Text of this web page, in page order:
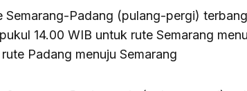
Semarang-Padang (pulang-pergi)
14.00 WIB untuk rute Semarang
Padang menuju Semarang